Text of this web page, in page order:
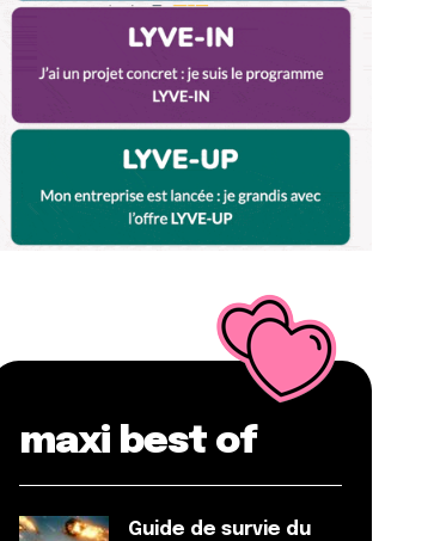
maxi best of
Guide de survie du